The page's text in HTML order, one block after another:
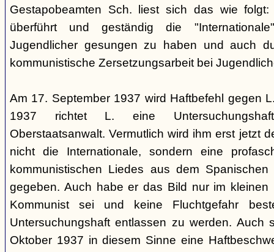
Gestapobeamten Sch. liest sich das wie
überführt und geständig die
Jugendlicher gesungen zu haben und auch
kommunistische Zersetzungsarbeit bei
Am 17. September 1937 wird Haftbefehl gegen
1937 richtet L. eine
Oberstaatsanwalt. Vermutlich wird ihm erst jetzt
nicht die Internationale, sondern eine
kommunistischen Liedes aus dem
gegeben. Auch habe er das Bild nur im
Kommunist sei und keine Fluchtgefahr
Untersuchungshaft entlassen zu werden. Auch
Oktober 1937 in diesem Sinne eine